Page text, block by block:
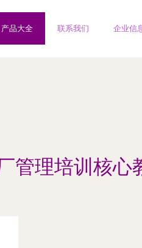
产品大全 联系我们 企业信
管理培训核心